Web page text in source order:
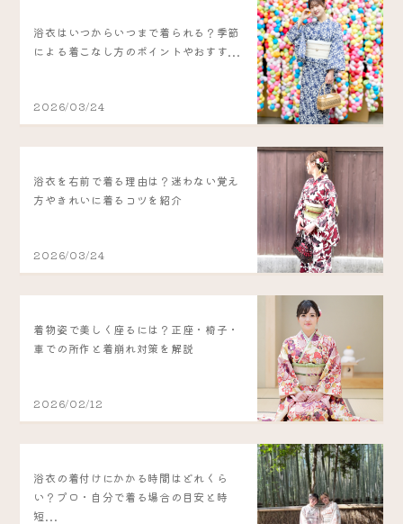
浴衣はいつからいつまで着られる？季節
による着こなし方のポイントやおすす...
2026/03/24
浴衣を右前で着る理由は？迷わない覚え
方やきれいに着るコツを紹介
2026/03/24
着物姿で美しく座るには？正座・椅子・
車での所作と着崩れ対策を解説
2026/02/12
浴衣の着付けにかかる時間はどれくら
い？プロ・自分で着る場合の目安と時
短...